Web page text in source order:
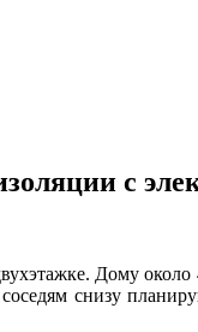
с
Дому
снизу